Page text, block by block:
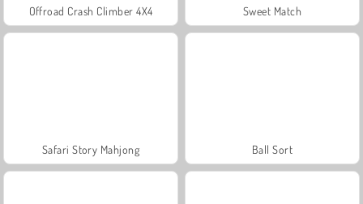
Offroad Crash Climber 4X4 Sweet Match
Safari Story Mahjong Ball Sort